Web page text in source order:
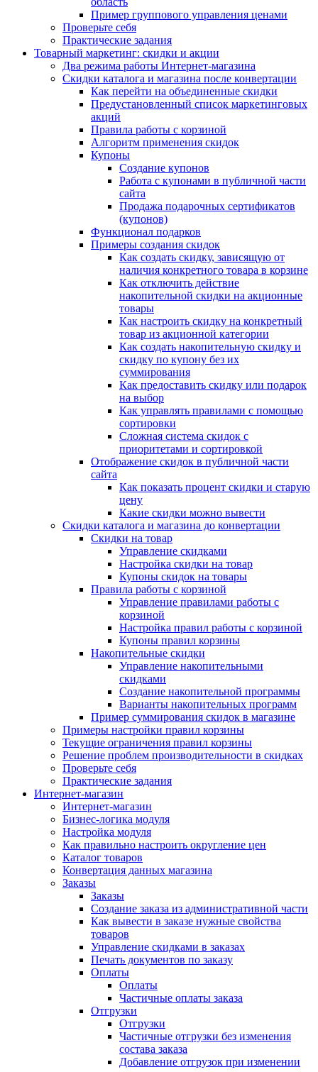
Пример группового управления ценами
Проверьте себя
Практические задания
Товарный маркетинг: скидки и акции
Два режима работы Интернет-магазина
Скидки каталога и магазина после конвертации
Как перейти на объединенные скидки
Предустановленный список маркетинговых
акций
Правила работы с корзиной
Алгоритм применения скидок
Купоны
Создание купонов
Работа с купонами в публичной части
сайта
Продажа подарочных сертификатов
(купонов)
Функционал подарков
Примеры создания скидок
Как создать скидку, зависящую от
наличия конкретного товара в корзине
Как отключить действие
накопительной скидки на акционные
товары
Как настроить скидку на конкретный
товар из акционной категории
Как создать накопительную скидку и
скидку по купону без их
суммирования
Как предоставить скидку или подарок
на выбор
Как управлять правилами с помощью
сортировки
Сложная система скидок с
приоритетами и сортировкой
Отображение скидок в публичной части
сайта
Как показать процент скидки и старую
цену
Какие скидки можно вывести
Скидки каталога и магазина до конвертации
Скидки на товар
Управление скидками
Настройка скидки на товар
Купоны скидок на товары
Правила работы с корзиной
Управление правилами работы с
корзиной
Настройка правил работы с корзиной
Купоны правил корзины
Накопительные скидки
Управление накопительными
скидками
Создание накопительной программы
Варианты накопительных программ
Пример суммирования скидок в магазине
Примеры настройки правил корзины
Текущие ограничения правил корзины
Решение проблем производительности в скидках
Проверьте себя
Практические задания
Интернет-магазин
Интернет-магазин
Бизнес-логика модуля
Настройка модуля
Как правильно настроить округление цен
Каталог товаров
Конвертация данных магазина
Заказы
Заказы
Создание заказа из административной части
Как вывести в заказе нужные свойства
товаров
Управление скидками в заказах
Печать документов по заказу
Оплаты
Оплаты
Частичные оплаты заказа
Отгрузки
Отгрузки
Частичные отгрузки без изменения
состава заказа
Добавление отгрузок при изменении